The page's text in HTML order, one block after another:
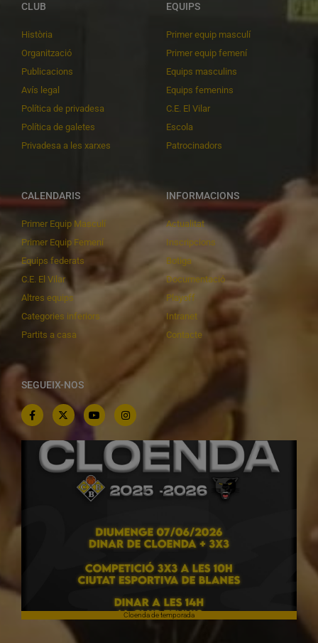
CLUB
Història
Organització
Publicacions
Avís legal
Política de privadesa
Política de galetes
Privadesa a les xarxes
EQUIPS
Primer equip masculí
Primer equip femení
Equips masculins
Equips femenins
C.E. El Vilar
Escola
Patrocinadors
CALENDARIS
Primer Equip Masculí
Primer Equip Femení
Equips federats
C.E. El Vilar
Altres equips
Categories inferiors
Partits a casa
INFORMACIONS
Actualitat
Inscripcions
Botiga
Documentació
Playoff
Intranet
Contacte
SEGUEIX-NOS
Cloenda de temporada